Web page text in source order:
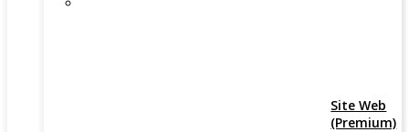
Site Web
(Premium)